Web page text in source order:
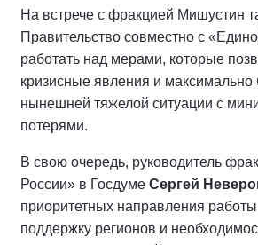
На встрече с фракцией Мишустин
Правительство совместно с
работать над мерами, которые
кризисные явления и максимально
нынешней тяжелой ситуации с
потерями.
В свою очередь, руководитель
России» в Госдуме Сергей
приоритетных направления
поддержку регионов и